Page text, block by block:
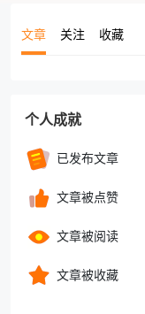
文章 关注 收藏
个人成就
已发布文章
文章被点赞
文章被阅读
文章被收藏